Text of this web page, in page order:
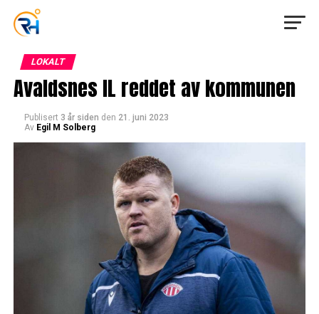
LOKALT
Avaldsnes IL reddet av kommunen
Publisert 3 år siden den 21. juni 2023
Av Egil M Solberg